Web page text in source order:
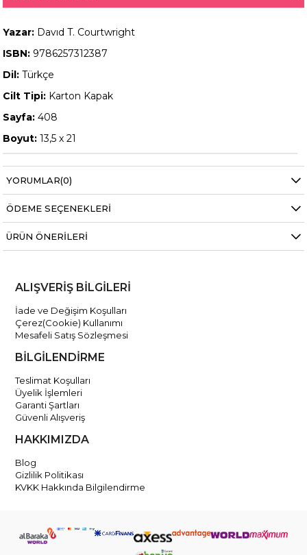
Yazar: Davıd T. Courtwright
ISBN: 9786257312387
Dil:Türkçe
Cilt Tipi: Karton Kapak
Sayfa: 408
Boyut: 13,5 x 21
YORUMLAR(0)
ÖDEME SEÇENEKLERI
ÜRÜN ÖNERILERI
ALIŞVERİŞ BİLGİLERİ
İade ve Değişim Koşulları
Çerez(Cookie) Kullanımı
Mesafeli Satış Sözleşmesi
BİLGİLENDİRME
Teslimat Koşulları
Üyelik İşlemleri
Garanti Şartları
Güvenli Alışveriş
HAKKIMIZDA
Blog
Gizlilik Politikası
KVKK Hakkında Bilgilendirme